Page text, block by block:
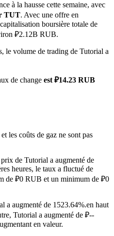
monnaie
forex, métaux précieux et matières
garantie
à la hausse cette semaine, avec
TUT. Avec une offre en
boursière totale de
₽2.12B RUB.
le volume de trading de Tutorial a
de change est ₽14.23 RUB
les coûts de gaz ne sont pas
de Tutorial a augmenté de
heures, le taux a fluctué de
de ₽0 RUB et un minimum de ₽0
a augmenté de 1523.64%.en haut
Tutorial a augmenté de ₽--
en valeur.